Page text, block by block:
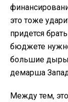
это тоже
придется
бюджете
большие дыры,
демарша
Между тем,